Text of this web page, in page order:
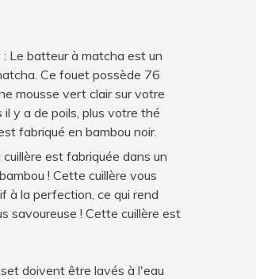
Le batteur à matcha est un
Ce fouet possède 76
mousse vert clair sur votre
y a de poils, plus votre thé
fabriqué en bambou noir.
est fabriquée dans un
! Cette cuillère vous
à la perfection, ce qui rend
savoureuse ! Cette cuillère est
doivent être lavés à l'eau